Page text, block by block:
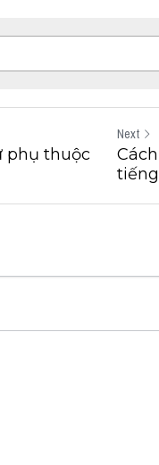
phụ thuộc
Next